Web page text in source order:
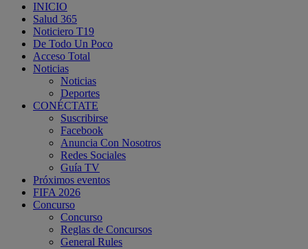
INICIO
Salud 365
Noticiero T19
De Todo Un Poco
Acceso Total
Noticias
Noticias
Deportes
CONÉCTATE
Suscribirse
Facebook
Anuncia Con Nosotros
Redes Sociales
Guía TV
Próximos eventos
FIFA 2026
Concurso
Concurso
Reglas de Concursos
General Rules